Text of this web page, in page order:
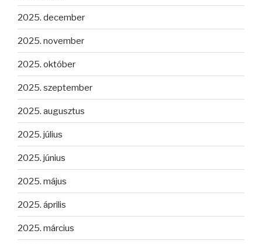
2025. december
2025. november
2025. október
2025. szeptember
2025. augusztus
2025. július
2025. június
2025. május
2025. április
2025. március